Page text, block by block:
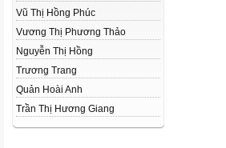
Vũ Thị Hồng Phúc
Vương Thị Phương Thảo
Nguyễn Thị Hồng
Trương Trang
Quản Hoài Anh
Trần Thị Hương Giang